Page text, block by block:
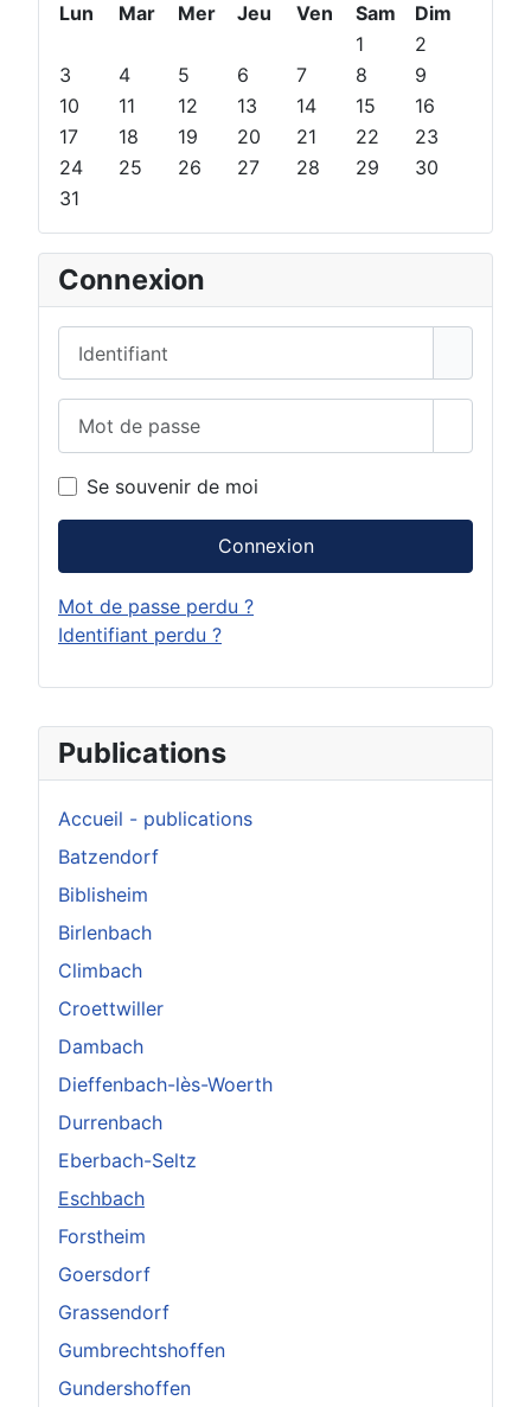
Publications
Accueil - publications
Batzendorf
Biblisheim
Birlenbach
Climbach
Croettwiller
Dambach
Dieffenbach-lès-Woerth
Durrenbach
Eberbach-Seltz
Eschbach
Forstheim
Goersdorf
Grassendorf
Gumbrechtshoffen
Gundershoffen
p
é
c
é
d
n
t
e
r
é
d
e
t
u
v
a
n
Lun
Mar Mer Jeu Ven Sam
Dim
1
2
3
4 5 6 7 8
9
10
11 12 13 14 15
16
17
18 19 20 21 22
23
24
25 26 27 28 29
30
31
Connexion
Se souvenir de moi
Connexion
Mot de passe perdu ?
Identifiant perdu ?